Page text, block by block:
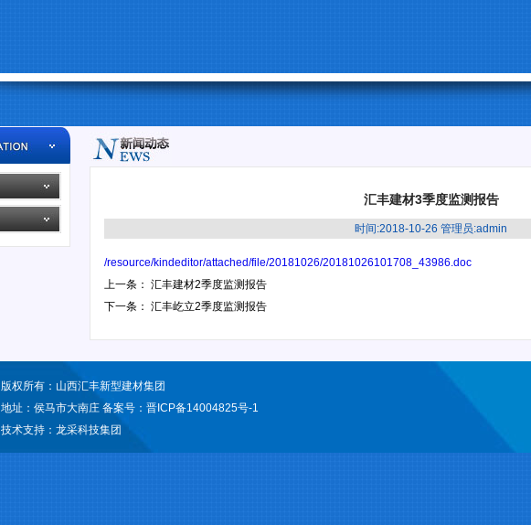
汇丰建材3季度监测报告
时间:2018-10-26 管理员:admin
/resource/kindeditor/attached/file/20181026/20181026101708_43986.doc
上一条： 汇丰建材2季度监测报告
下一条： 汇丰屹立2季度监测报告
版权所有：山西汇丰新型建材集团
地址：侯马市大南庄 备案号： 晋ICP备14004825号-1
技术支持： 龙采科技集团